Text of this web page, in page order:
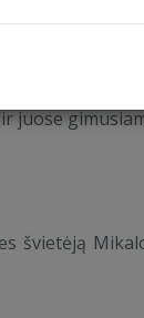
Milošui skirta
juose
švietėją